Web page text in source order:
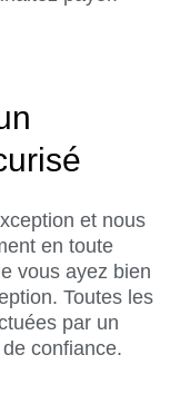
et nous
en toute
vous ayez bien
Toutes les
par un
confiance.